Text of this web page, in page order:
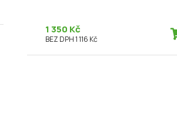
1 350 Kč
BEZ DPH 1 116 Kč